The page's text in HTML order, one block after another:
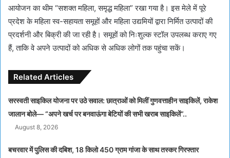
आयोजन का थीम “सशक्त महिला, समृद्ध महिला” रखा गया है। इस मेले में पूरे
प्रदेश के महिला स्व-सहायता समूहों और महिला उद्यमियों द्वारा निर्मित उत्पादों की
प्रदर्शनी और बिक्री की जा रही है। समूहों को निःशुल्क स्टॉल उपलब्ध कराए गए
हैं, ताकि वे अपने उत्पादों को अधिक से अधिक लोगों तक पहुंचा सकें।
Related Articles
सरस्वती साइकिल योजना पर उठे सवाल: छात्राओं को मिलीं गुणवत्ताहीन साइकिलें, राकेश
जालान बोले— “अपने खर्च पर बनवाऊंगा बेटियों की सभी खराब साइकिलें”..
August 8, 2026
बचरवार में पुलिस की दबिश, 18 किलो 450 ग्राम गांजा के साथ तस्कर गिरफ्तार